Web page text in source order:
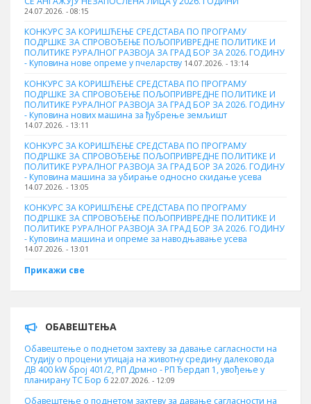
24.07.2026. - 08:15
КОНКУРС ЗА КОРИШЋЕЊЕ СРЕДСТАВА ПО ПРОГРАМУ
ПОДРШКЕ ЗА СПРОВОЂЕЊЕ ПОЉОПРИВРЕДНЕ ПОЛИТИКЕ И
ПОЛИТИКЕ РУРАЛНОГ РАЗВОЈА ЗА ГРАД БОР ЗА 2026. ГОДИНУ
- Куповина нове опреме у пчеларству 14.07.2026. - 13:14
КОНКУРС ЗА КОРИШЋЕЊЕ СРЕДСТАВА ПО ПРОГРАМУ
ПОДРШКЕ ЗА СПРОВОЂЕЊЕ ПОЉОПРИВРЕДНЕ ПОЛИТИКЕ И
ПОЛИТИКЕ РУРАЛНОГ РАЗВОЈА ЗА ГРАД БОР ЗА 2026. ГОДИНУ
- Куповина нових машина за ђубрење земљишт
14.07.2026. - 13:11
КОНКУРС ЗА КОРИШЋЕЊЕ СРЕДСТАВА ПО ПРОГРАМУ
ПОДРШКЕ ЗА СПРОВОЂЕЊЕ ПОЉОПРИВРЕДНЕ ПОЛИТИКЕ И
ПОЛИТИКЕ РУРАЛНОГ РАЗВОЈА ЗА ГРАД БОР ЗА 2026. ГОДИНУ
- Куповинa машина за убирање односно скидање усева
14.07.2026. - 13:05
КОНКУРС ЗА КОРИШЋЕЊЕ СРЕДСТАВА ПО ПРОГРАМУ
ПОДРШКЕ ЗА СПРОВОЂЕЊЕ ПОЉОПРИВРЕДНЕ ПОЛИТИКЕ И
ПОЛИТИКЕ РУРАЛНОГ РАЗВОЈА ЗА ГРАД БОР ЗА 2026. ГОДИНУ
- Куповина машина и опреме за наводњавање усева
14.07.2026. - 13:01
Прикажи све
ОБАВЕШТЕЊА
Обавештење о поднетом захтеву за давање сагласности на
Студију о процени утицаја на животну средину далековода
ДВ 400 kW број 401/2, РП Дрмно - РП Ђердап 1, увођење у
планирану ТС Бор 6 22.07.2026. - 12:09
Обавештење о поднетом захтеву за давање сагласности на